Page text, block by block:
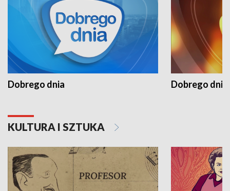
Dobrego dnia Dobrego dnia
KULTURA I SZTUKA